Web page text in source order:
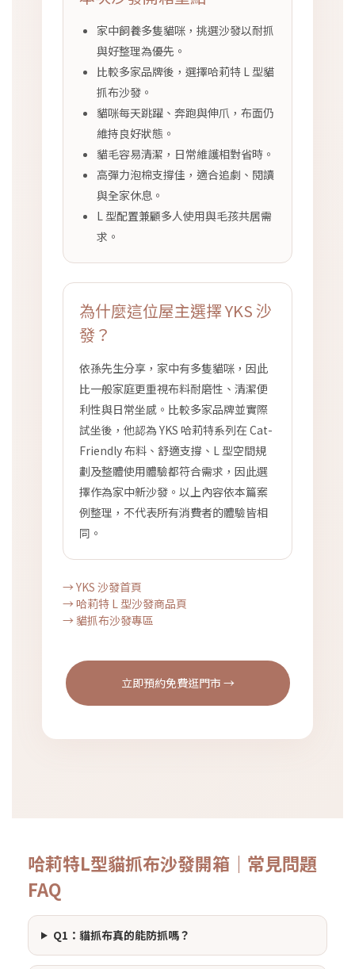
家中飼養多隻貓咪，挑選沙發以耐抓
與好整理為優先。
比較多家品牌後，選擇哈莉特 L 型貓
抓布沙發。
貓咪每天跳躍、奔跑與伸爪，布面仍
維持良好狀態。
貓毛容易清潔，日常維護相對省時。
高彈力泡棉支撐佳，適合追劇、閱讀
與全家休息。
L 型配置兼顧多人使用與毛孩共居需
求。
為什麼這位屋主選擇 YKS 沙
發？
依孫先生分享，家中有多隻貓咪，因此
比一般家庭更重視布料耐磨性、清潔便
利性與日常坐感。比較多家品牌並實際
試坐後，他認為 YKS 哈莉特系列在 Cat-
Friendly 布料、舒適支撐、L 型空間規
劃及整體使用體驗都符合需求，因此選
擇作為家中新沙發。以上內容依本篇案
例整理，不代表所有消費者的體驗皆相
同。
→ YKS 沙發首頁
→ 哈莉特 L 型沙發商品頁
→ 貓抓布沙發專區
立即預約免費逛門市 →
哈莉特L型貓抓布沙發開箱｜常見問題
FAQ
Q1：貓抓布真的能防抓嗎？